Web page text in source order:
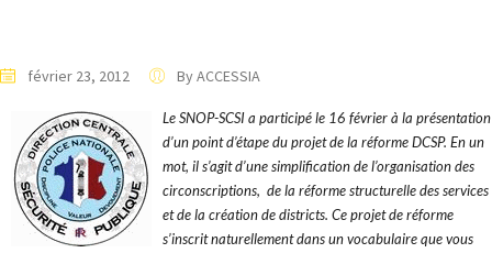
février 23, 2012 By ACCESSIA
Le SNOP-SCSI a participé le 16 février à la présentation
d’un point d’étape du projet de la réforme DCSP. En un
mot, il s’agit d’une simplification de l’organisation des
circonscriptions, de la réforme structurelle des services
et de la création de districts. Ce projet de réforme
s’inscrit naturellement dans un vocabulaire que vous